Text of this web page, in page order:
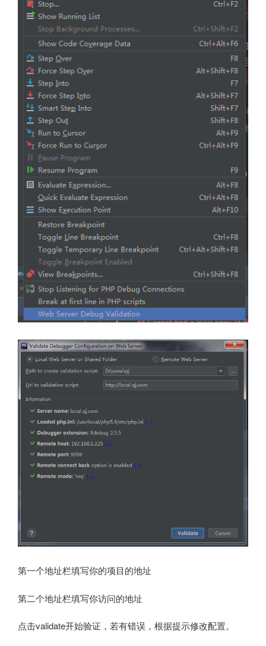
第一个地址栏填写你的项目的地址
第二个地址栏填写你访问的地址
点击validate开始验证，若有错误，根据提示修改配置。